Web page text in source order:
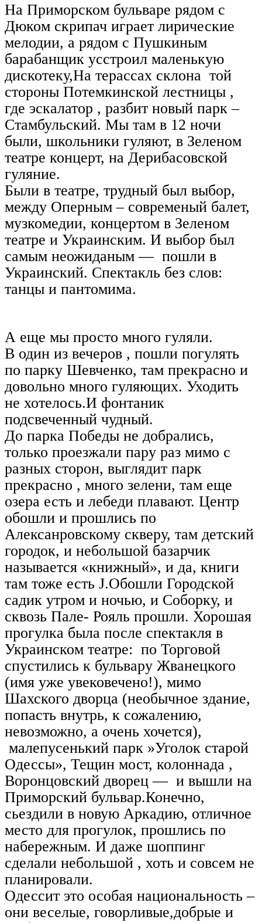
На Приморском бульваре рядом с
Дюком скрипач играет лирические
мелодии, а рядом с Пушкиным
барабанщик усстроил маленькую
дискотеку,На терассах склона той
стороны Потемкинской лестницы ,
где эскалатор , разбит новый парк –
Стамбульский. Мы там в 12 ночи
были, школьники гуляют, в Зеленом
театре концерт, на Дерибасовской
гуляние.
Были в театре, трудный был выбор,
между Оперным – современый балет,
музкомедии, концертом в Зеленом
театре и Украинским. И выбор был
самым неожиданым — пошли в
Украинский. Спектакль без слов:
танцы и пантомима.
А еще мы просто много гуляли.
В один из вечеров , пошли погулять
по парку Шевченко, там прекрасно и
довольно много гуляющих. Уходить
не хотелось.И фонтаник
подсвеченный чудный.
До парка Победы не добрались,
только проезжали пару раз мимо с
разных сторон, выглядит парк
прекрасно , много зелени, там еще
озера есть и лебеди плавают. Центр
обошли и прошлись по
Алексанровскому скверу, там детский
городок, и небольшой базарчик
называется «книжный», и да, книги
там тоже есть J.Обошли Городской
садик утром и ночью, и Соборку, и
сквозь Пале- Рояль прошли. Хорошая
прогулка была после спектакля в
Украинском театре: по Торговой
спустились к бульвару Жванецкого
(имя уже увековечено!), мимо
Шахского дворца (необычное здание,
попасть внутрь, к сожалению,
невозможно, а очень хочется),
малепусенький парк »Уголок старой
Одессы», Тещин мост, колоннада ,
Воронцовский дворец — и вышли на
Приморский бульвар.Конечно,
сьездили в новую Аркадию, отличное
место для прогулок, прошлись по
набережным. И даже шоппинг
сделали небольшой , хоть и совсем не
планировали.
Одессит это особая национальность –
они веселые, говорливые,добрые и